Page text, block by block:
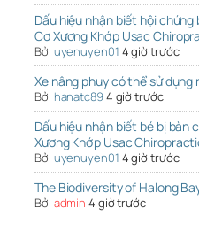
Dấu hiệu nhận biết hội
Cơ Xương Khớp Usac
Bởi uyenuyen01 4 giờ trước
Xe nâng phuy có thể sử dụng
Bởi hanatc894 giờ trước
Dấu hiệu nhận biết bé bị bàn
Xương Khớp Usac
Bởi uyenuyen01 4 giờ trước
The Biodiversity of Halong
Bởi admin 4 giờ trước